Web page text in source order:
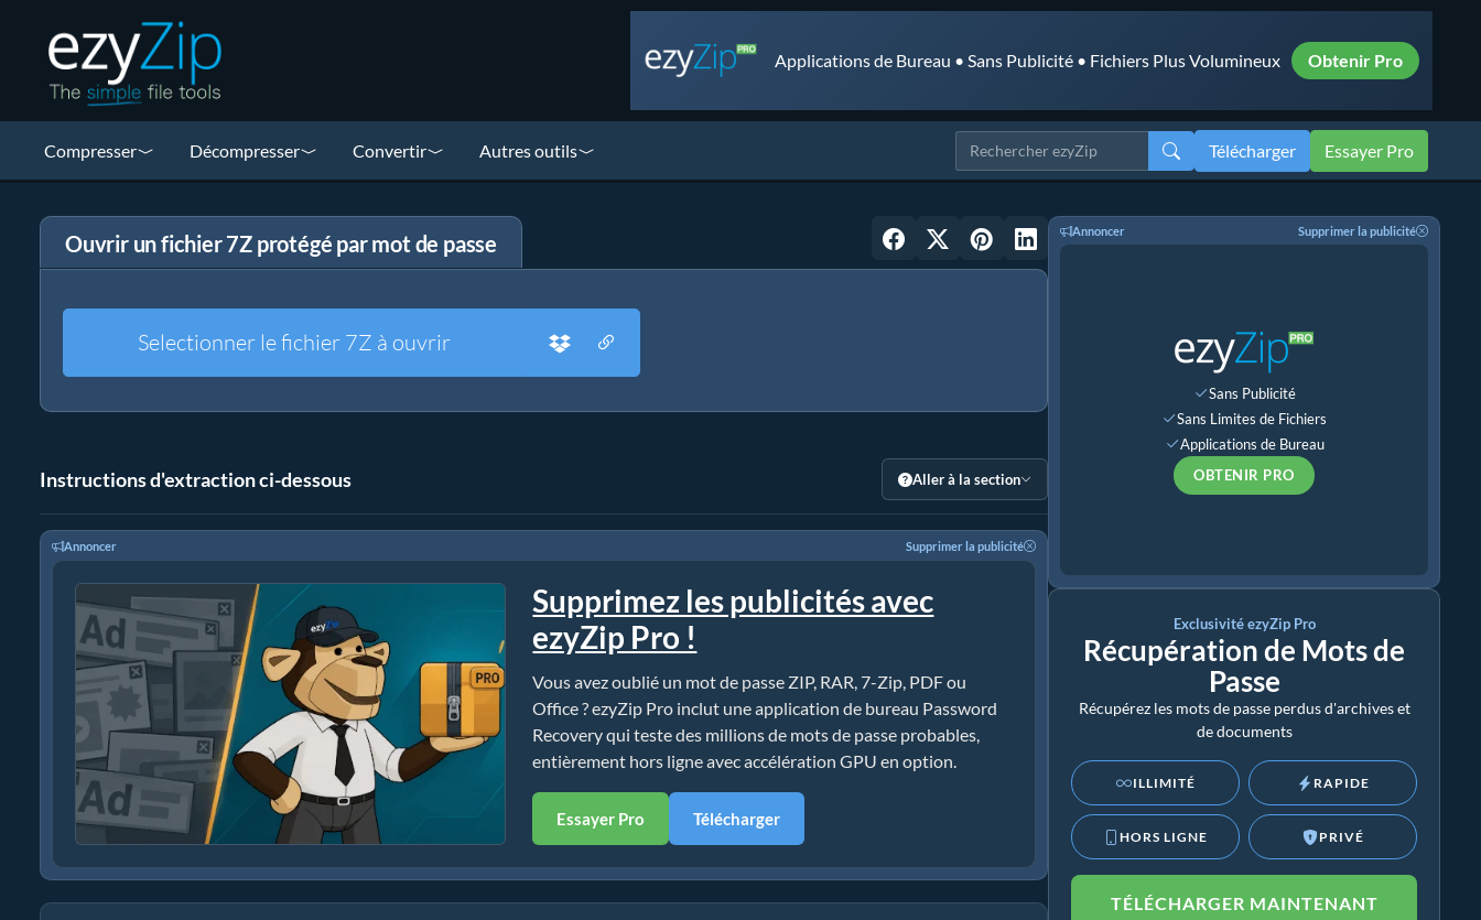
Applications de Bureau • Sans Publicité • Fichiers Plus Volumineux Obtenir Pro
Compresser Décompresser Convertir Autres outils Télécharger Essayer Pro
Ouvrir un fichier 7Z protégé par mot de passe
Selectionner le fichier 7Z à ouvrir
Instructions d'extraction ci-dessous Aller à la section
Annoncer Supprimer la publicité
Supprimez les publicités avec
ezyZip Pro !
Vous avez oublié un mot de passe ZIP, RAR, 7-Zip, PDF ou
Office ? ezyZip Pro inclut une application de bureau Password
Recovery qui teste des millions de mots de passe probables,
entièrement hors ligne avec accélération GPU en option.
Essayer Pro Télécharger
Annoncer Supprimer la publicité
Sans Publicité
Sans Limites de Fichiers
Applications de Bureau
OBTENIR PRO
Exclusivité ezyZip Pro
Récupération de Mots de
Passe
Récupérez les mots de passe perdus d'archives et
de documents
ILLIMITÉ RAPIDE
HORS LIGNE PRIVÉ
TÉLÉCHARGER MAINTENANT